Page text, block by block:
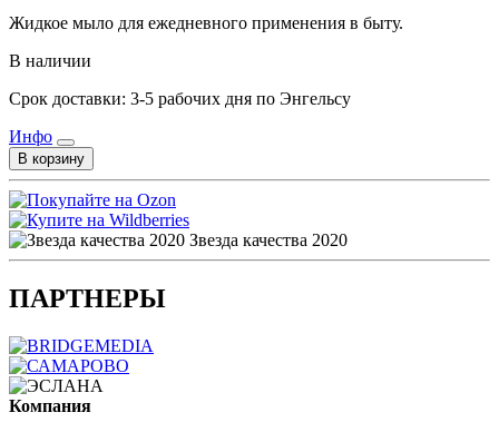
Жидкое мыло для ежедневного применения в быту.
В наличии
Срок доставки: 3-5 рабочих дня по Энгельсу
Инфо
В корзину
Звезда качества 2020
ПАРТНЕРЫ
Компания